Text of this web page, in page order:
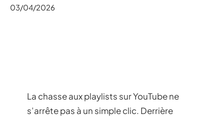
03/04/2026
La chasse aux playlists sur YouTube ne
s’arrête pas à un simple clic. Derrière